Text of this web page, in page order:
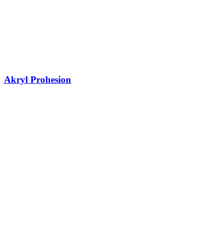
Akryl Prohesion